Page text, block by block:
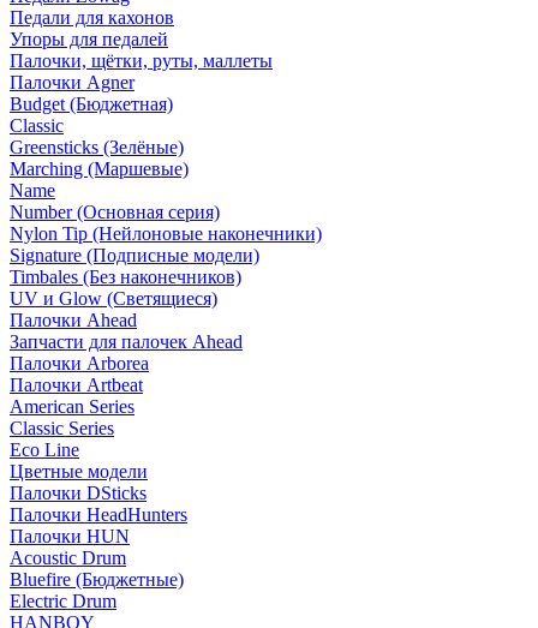
Педали для кахонов
Упоры для педалей
Палочки, щётки, руты, маллеты
Палочки Agner
Budget (Бюджетная)
Classic
Greensticks (Зелёные)
Marching (Маршевые)
Name
Number (Основная серия)
Nylon Tip (Нейлоновые наконечники)
Signature (Подписные модели)
Timbales (Без наконечников)
UV и Glow (Светящиеся)
Палочки Ahead
Запчасти для палочек Ahead
Палочки Arborea
Палочки Artbeat
American Series
Classic Series
Eco Line
Цветные модели
Палочки DSticks
Палочки HeadHunters
Палочки HUN
Acoustic Drum
Bluefire (Бюджетные)
Electric Drum
HANBOY